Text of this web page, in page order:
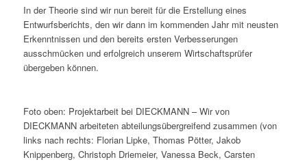
In der Theorie sind wir nun bereit für die Erstellung eines
Entwurfsberichts, den wir dann im kommenden Jahr mit neusten
Erkenntnissen und den bereits ersten Verbesserungen
ausschmücken und erfolgreich unserem Wirtschaftsprüfer
übergeben können.
Foto oben: Projektarbeit bei DIECKMANN – Wir von
DIECKMANN arbeiteten abteilungsübergreifend zusammen (von
links nach rechts: Florian Lipke, Thomas Pötter, Jakob
Knippenberg, Christoph Driemeier, Vanessa Beck, Carsten